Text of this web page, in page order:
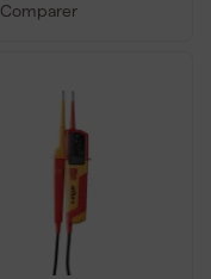
Comparer